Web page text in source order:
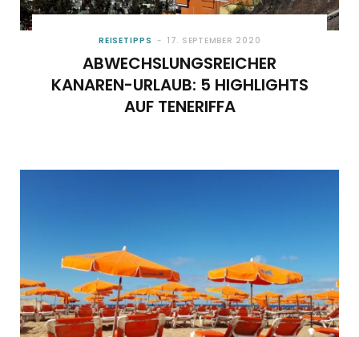
REISETIPPS 17. SEPTEMBER 2020
ABWECHSLUNGSREICHER
KANAREN-URLAUB: 5 HIGHLIGHTS
AUF TENERIFFA